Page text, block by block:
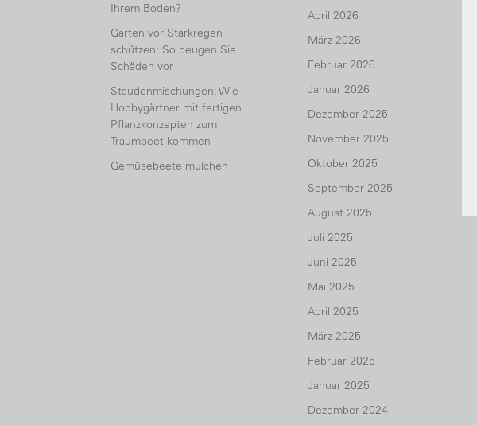
Ihrem Boden?
Garten vor Starkregen
schützen: So beugen Sie
Schäden vor
Staudenmischungen: Wie
Hobbygärtner mit fertigen
Pflanzkonzepten zum
Traumbeet kommen
Gemüsebeete mulchen
April 2026
März 2026
Februar 2026
Januar 2026
Dezember 2025
November 2025
Oktober 2025
September 2025
August 2025
Juli 2025
Juni 2025
Mai 2025
April 2025
März 2025
Februar 2025
Januar 2025
Dezember 2024